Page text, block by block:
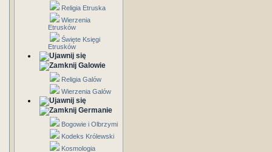
Religia Etruska
Wierzenia
Etrusków
Święte Księgi
Etrusków
Galowie
Religia Galów
Wierzenia Galów
Germanie
Bogowie i Olbrzymi
Kodeks Królewski
Kosmologia